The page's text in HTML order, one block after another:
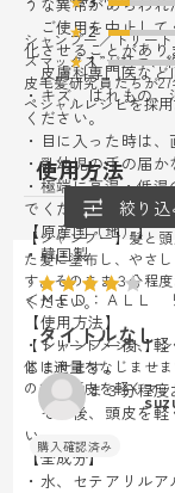
シャンプー／トリー
スマックス”が持つ、
皮毛髪研究員たちが
ペシャルレシピを採
使用方法
【シャンプー】髪と
た髪に塗布し、やさ
す。そのまま３分程
ください。
【トリートメント】
体に適量をなじませ
の後、頭皮を軽くマ
ご使用を中止して
化させることがあり
皮膚科専門医など
・キズ、はれもの
ください。
・目に入った時は
・乳幼児の手の届
・極端に高温・低
でください。
【原産国（地）】
・韓国製
＜ＭＥＤ：ＡＬＬ
【使用方法】
・シャンプー後、
じませます。
そのまま３分程度
その後、頭皮を軽
い。
【全成分】
・水、セテアリル
★2
★1
絞り込
タイトルなし